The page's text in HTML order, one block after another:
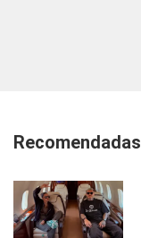
Recomendadas